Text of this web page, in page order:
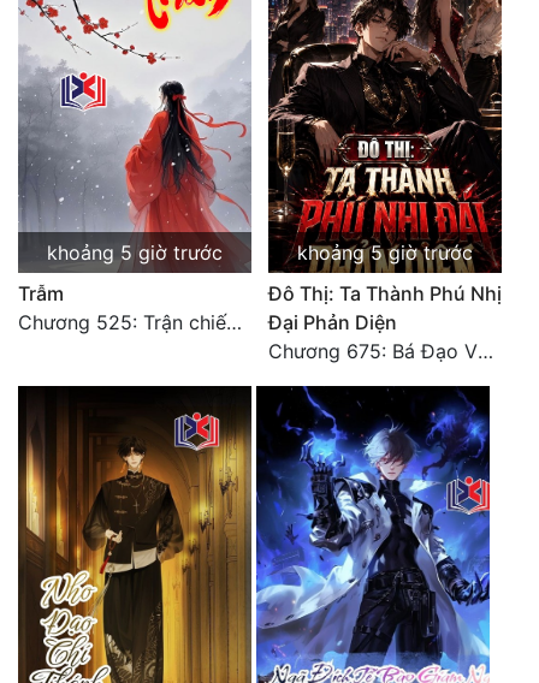
Tu Chân
Tu Tiên
Tội Phạm
Vô Địch
Võ Hiệp
Võng Du
Xuyên Không
Xuyên Thư
Điền Văn
Đô Thị
Đông Phương
Đông Phương Huyền Huyễn
khoảng 5 giờ trước
Trẫm
Chương 525: Trận chiến tấn công phòng thủ Macao (2)
khoảng 5 giờ trước
Đô Thị: Ta Thành Phú Nhị
Đại Phản Diện
Chương 675: Bá Đạo Vương Gia